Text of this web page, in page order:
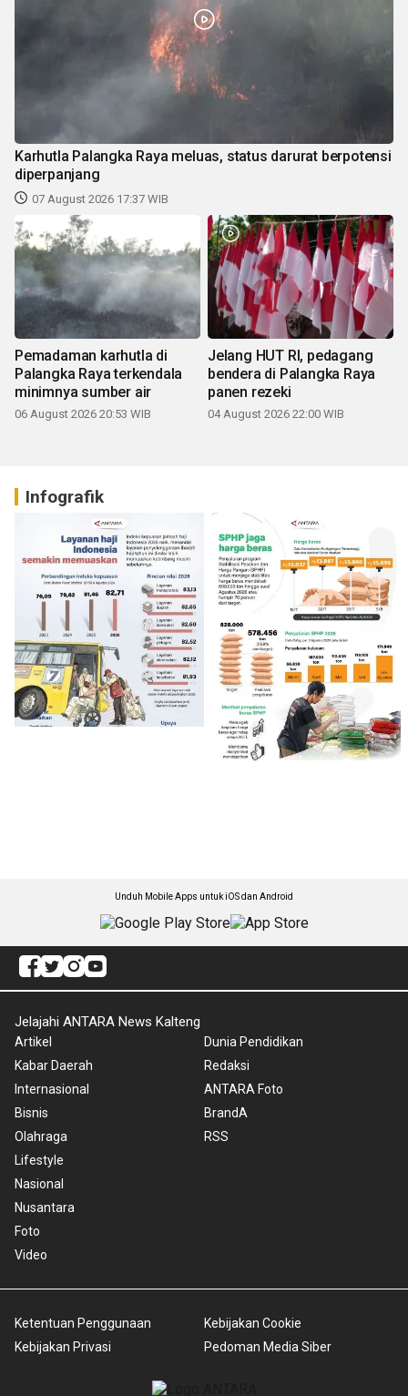
Karhutla Palangka Raya meluas, status darurat berpotensi
diperpanjang
07 August 2026 17:37 WIB
Pemadaman karhutla di
Palangka Raya terkendala
minimnya sumber air
06 August 2026 20:53 WIB
Jelang HUT RI, pedagang
bendera di Palangka Raya
panen rezeki
04 August 2026 22:00 WIB
Infografik
Unduh Mobile Apps untuk iOS dan Android
Jelajahi ANTARA News Kalteng
Artikel
Kabar Daerah
Internasional
Bisnis
Olahraga
Lifestyle
Nasional
Nusantara
Foto
Video
Dunia Pendidikan
Redaksi
ANTARA Foto
BrandA
RSS
Ketentuan Penggunaan
Kebijakan Privasi
Kebijakan Cookie
Pedoman Media Siber